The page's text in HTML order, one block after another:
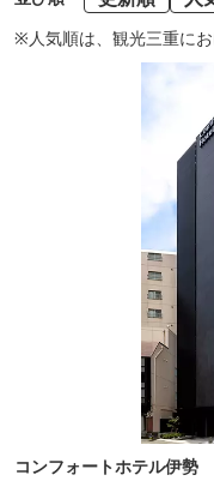
※人気順は、観光三重に
コンフォートホテル伊勢